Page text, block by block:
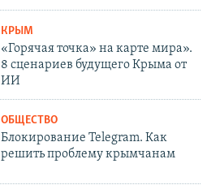
КРЫМ
«Горячая точка» на карте мира».
8 сценариев будущего Крыма от
ИИ
ОБЩЕСТВО
Блокирование Telegram. Как
решить проблему крымчанам